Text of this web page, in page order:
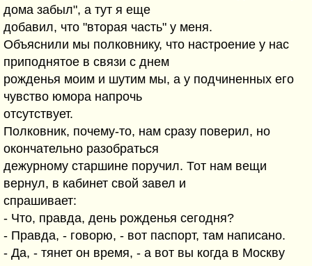
дома забыл", а тут я еще
добавил, что "вторая часть" у меня.
Объяснили мы полковнику, что настроение у нас
приподнятое в связи с днем
рожденья моим и шутим мы, а у подчиненных его
чувство юмора напрочь
отсутствует.
Полковник, почему-то, нам сразу поверил, но
окончательно разобраться
дежурному старшине поручил. Тот нам вещи
вернул, в кабинет свой завел и
спрашивает:
- Что, правда, день рожденья сегодня?
- Правда, - говорю, - вот паспорт, там написано.
- Да, - тянет он время, - а вот вы когда в Москву